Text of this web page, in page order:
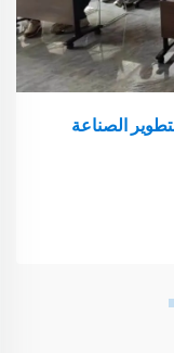
الصناعة